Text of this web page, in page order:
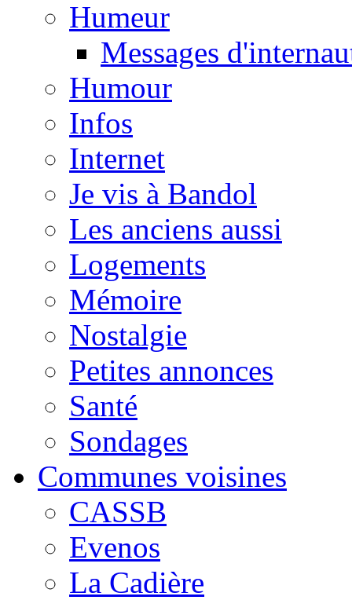
Humeur
Messages
Humour
Infos
Internet
Je vis à Bandol
Les anciens aussi
Logements
Mémoire
Nostalgie
Petites annonces
Santé
Sondages
Communes voisines
CASSB
Evenos
La Cadière